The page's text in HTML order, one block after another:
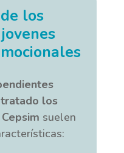
los
los
suelen